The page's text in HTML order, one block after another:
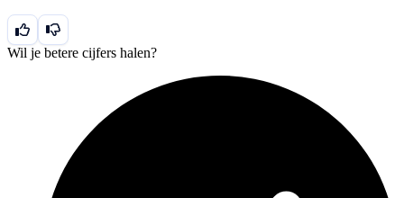
Wil je betere cijfers halen?